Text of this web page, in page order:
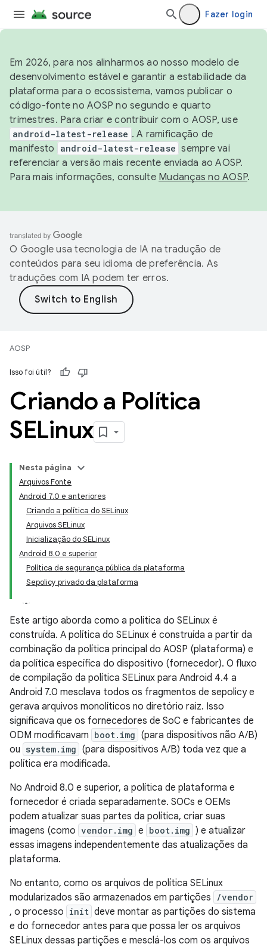
Fazer login
Em 2026, para nos alinharmos ao nosso modelo de
desenvolvimento estável e garantir a estabilidade da
plataforma para o ecossistema, vamos publicar o
código-fonte no AOSP no segundo e quarto
trimestres. Para criar e contribuir com o AOSP, use
android-latest-release . A ramificação de
manifesto
android-latest-release sempre vai
referenciar a versão mais recente enviada ao AOSP.
Para mais informações, consulte Mudanças no AOSP.
O Google usa tecnologia de IA na tradução de
conteúdos para seu idioma de preferência. As
traduções com IA podem ter erros.
AOSP
Isso foi útil?
Criando a Política
SELinux
Nesta página
Arquivos Fonte
Android 7.0 e anteriores
Criando a política do SELinux
Arquivos SELinux
Inicialização do SELinux
Android 8.0 e superior
Política de segurança pública da plataforma
Sepolicy privado da plataforma
Este artigo aborda como a política do SELinux é
construída. A política do SELinux é construída a partir da
combinação da política principal do AOSP (plataforma) e
da política específica do dispositivo (fornecedor). O fluxo
de compilação da política SELinux para Android 4.4 a
Android 7.0 mesclava todos os fragmentos de sepolicy e
gerava arquivos monolíticos no diretório raiz. Isso
significava que os fornecedores de SoC e fabricantes de
ODM modificavam boot.img (para dispositivos não A/B)
ou system.img (para dispositivos A/B) toda vez que a
política era modificada.
No Android 8.0 e superior, a política de plataforma e
fornecedor é criada separadamente. SOCs e OEMs
podem atualizar suas partes da política, criar suas
imagens (como vendor.img e boot.img ) e atualizar
essas imagens independentemente das atualizações da
plataforma.
No entanto, como os arquivos de política SELinux
modularizados são armazenados em partições
/vendor
, o processo init deve montar as partições do sistema
e do fornecedor antes para que possa ler os arquivos
SELinux dessas partições e mesclá-los com os arquivos